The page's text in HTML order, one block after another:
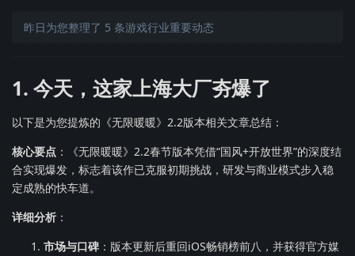
昨日为您整理了 5 条游戏行业重要动态
1. 今天，这家上海大厂夯爆了
以下是为您提炼的《无限暖暖》2.2版本相关文章总结：
核心要点 ：《无限暖暖》2.2春节版本凭借“国风+开放世界”的深度结
合实现爆发，标志着该作已克服初期挑战，研发与商业模式步入稳
定成熟的快车道。
详细分析 ：
市场与口碑 ：版本更新后重回iOS畅销榜前八，并获得官方媒